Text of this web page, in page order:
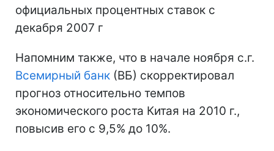
официальных процентных ставок с
декабря 2007 г
Напомним также, что в начале ноября с.г.
Всемирный банк (ВБ) скорректировал
прогноз относительно темпов
экономического роста Китая на 2010 г.,
повысив его с 9,5% до 10%.